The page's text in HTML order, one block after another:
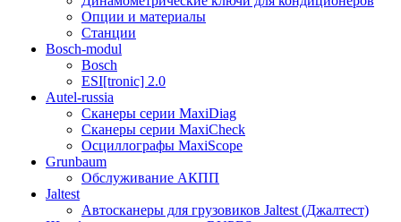
Опции и материалы
Станции
Bosch-modul
Bosch
ESI[tronic] 2.0
Autel-russia
Сканеры серии MaxiDiag
Сканеры серии MaxiCheck
Осциллографы MaxiScope
Grunbaum
Обслуживание АКПП
Jaltest
Автосканеры для грузовиков Jaltest (Джалтест)